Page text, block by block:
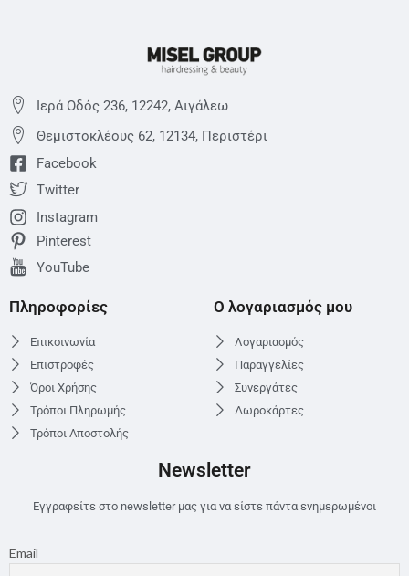
Ιερά Οδός 236, 12242, Αιγάλεω
Θεμιστoκλέους 62, 12134, Περιστέρι
Facebook
Twitter
Instagram
Pinterest
YouTube
Πληροφορίες
Επικοινωνία
Επιστροφές
Όροι Χρήσης
Τρόποι Πληρωμής
Τρόποι Αποστολής
Ο λογαριασμός μου
Λογαριασμός
Παραγγελίες
Συνεργάτες
Δωροκάρτες
Newsletter
Εγγραφείτε στο newsletter μας για να είστε πάντα ενημερωμένοι
Email